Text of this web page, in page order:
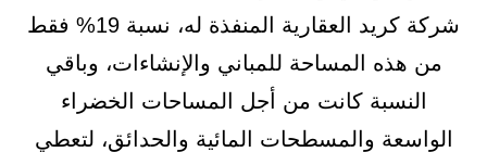
شركة كريد العقارية المنفذة له، نسبة 19% فقط
من هذه المساحة للمباني والإنشاءات، وباقي
النسبة كانت من أجل المساحات الخضراء
الواسعة والمسطحات المائية والحدائق، لتعطي